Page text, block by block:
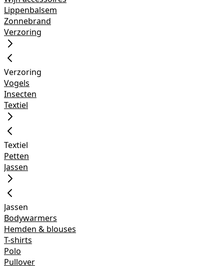
Lippenbalsem
Zonnebrand
Verzoring
Verzoring
Vogels
Insecten
Textiel
Textiel
Petten
Jassen
Jassen
Bodywarmers
Hemden & blouses
T-shirts
Polo
Pullover